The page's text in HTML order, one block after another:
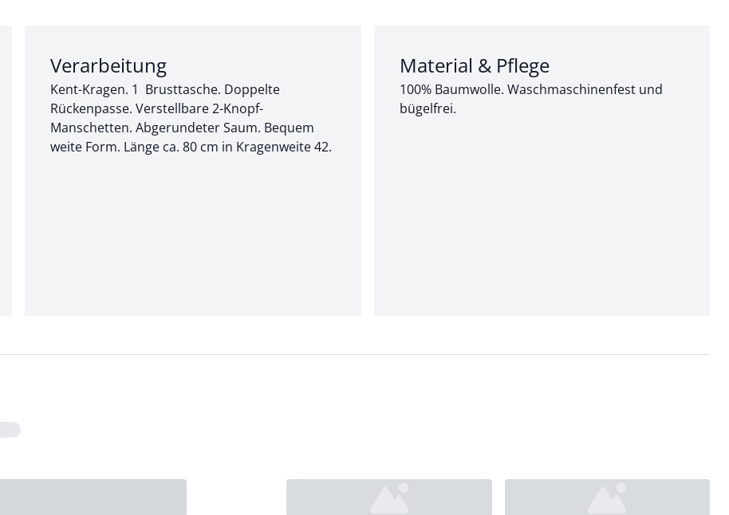
Abschnitt 2 von 3:
Verarbeitung
Kent-Kragen. 1 Brusttasche. Doppelte
Rückenpasse. Verstellbare 2-Knopf-
Manschetten. Abgerundeter Saum. Bequem
weite Form. Länge ca. 80 cm in Kragenweite 42.
Abschnitt 3 von 3:
Material & Pflege
100% Baumwolle. Waschmaschinenfest und
bügelfrei.